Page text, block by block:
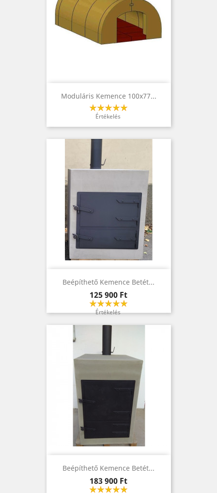
Moduláris Kemence 100x77...
Értékelés
Beépíthető Kemence Betét...
Ár
125 900 Ft
Értékelés
Beépíthető Kemence Betét...
Ár
183 900 Ft